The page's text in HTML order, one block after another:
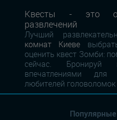
Квесты - это
развлечений
Лучший
комнат Киеве
оценить квест Зомби:
сейчас.
впечатлениями для
любителей головоломок